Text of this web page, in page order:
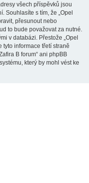
všech příspěvků jsou
Souhlasíte s tím, že „Opel
přesunout nebo
to bude považovat za nutné.
v databázi. Přestože „Opel
tyto informace třetí straně
B forum“ ani phpBB
který by mohl vést ke